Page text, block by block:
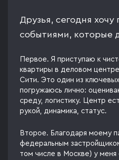
Друзья, сегодня
событиями, которые
Первое. Я приступаю к
квартиры в деловом
Сити. Это один из
погружаюсь лично:
среду, логистику. Центр
рукой, динамика, статус.
Второе. Благодаря моему
федеральным
том числе в Москве) у меня